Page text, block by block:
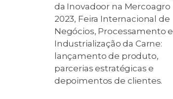
da Inovadoor na Mercoagro
2023, Feira Internacional de
Negócios, Processamento e
Industrialização da Carne:
lançamento de produto,
parcerias estratégicas e
depoimentos de clientes.